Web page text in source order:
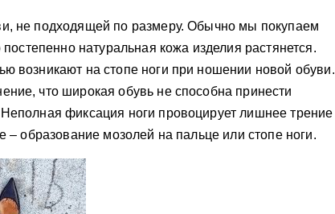
не подходящей по размеру. Обычно мы покупаем
натуральная кожа изделия растянется.
возникают на стопе ноги при ношении новой обуви.
что широкая обувь не способна принести
фиксация ноги провоцирует лишнее трение
– образование мозолей на пальце или стопе ноги.